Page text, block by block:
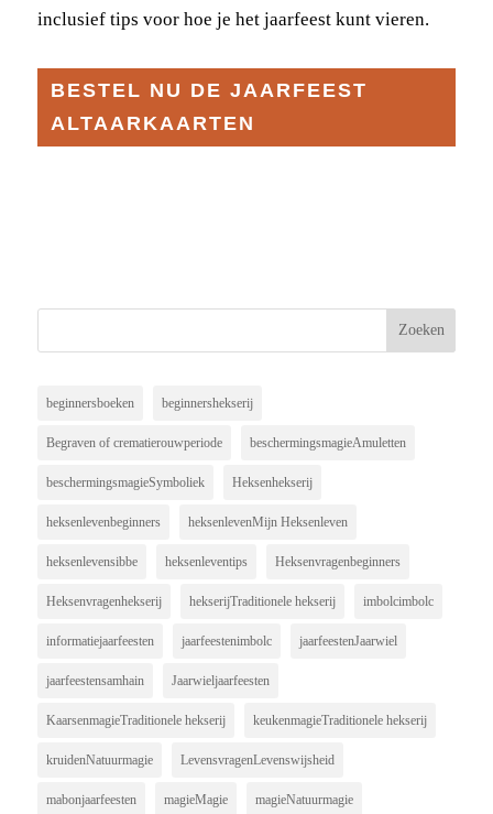
inclusief tips voor hoe je het jaarfeest kunt vieren.
BESTEL NU DE JAARFEEST
ALTAARKAARTEN
beginnersboeken beginnershekserij
Begraven of crematierouwperiode beschermingsmagieAmuletten
beschermingsmagieSymboliek Heksenhekserij
heksenlevenbeginners heksenlevenMijn Heksenleven
heksenlevensibbe heksenleventips Heksenvragenbeginners
Heksenvragenhekserij hekserijTraditionele hekserij imbolcimbolc
informatiejaarfeesten jaarfeestenimbolc jaarfeestenJaarwiel
jaarfeestensamhain Jaarwieljaarfeesten
KaarsenmagieTraditionele hekserij keukenmagieTraditionele hekserij
kruidenNatuurmagie LevensvragenLevenswijsheid
mabonjaarfeesten magieMagie magieNatuurmagie